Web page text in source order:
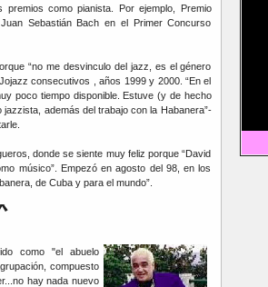
premios como pianista. Por ejemplo, Premio
Sebastián Bach en el Primer Concurso
“no me desvinculo del jazz, es el género
consecutivos , años 1999 y 2000. “En el
poco tiempo disponible. Estuve (y de hecho
además del trabajo con la Habanera”-
donde se siente muy feliz porque “David
músico”. Empezó en agosto del 98, en los
de Cuba y para el mundo”.
como "el abuelo
compuesto
hay nada nuevo